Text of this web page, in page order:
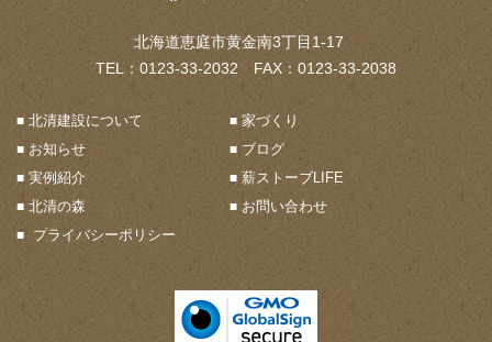
北海道恵庭市黄金南3丁目1-17
TEL：0123-33-2032 FAX：0123-33-2038
北清建設について
家づくり
お知らせ
ブログ
実例紹介
薪ストーブLIFE
北清の森
お問い合わせ
プライバシーポリシー